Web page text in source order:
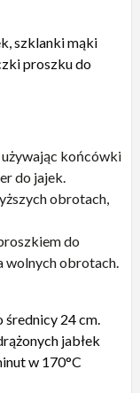
szklanki mąki
proszku do
końcówki
do jajek.
obrotach,
do
wolnych obrotach.
średnicy 24 cm.
jabłek
w 170°C